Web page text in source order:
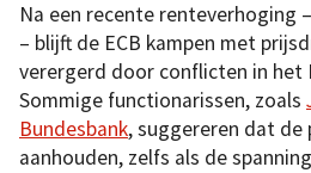
Na een recente renteverhoging
– blijft de ECB kampen met
verergerd door conflicten in het
Sommige functionarissen, zoals
Bundesbank, suggereren dat de
aanhouden, zelfs als de